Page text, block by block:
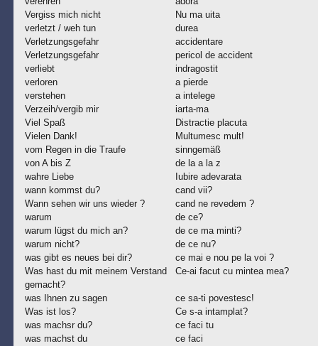
Vergiss mich nicht
Nu ma uita
verletzt / weh tun
durea
Verletzungsgefahr
accidentare
Verletzungsgefahr
pericol de accident
verliebt
indragostit
verloren
a pierde
verstehen
a intelege
Verzeih/vergib mir
iarta-ma
Viel Spaß
Distractie placuta
Vielen Dank!
Multumesc mult!
vom Regen in die Traufe
sinngemäß
von A bis Z
de la a la z
wahre Liebe
Iubire adevarata
wann kommst du?
cand vii?
Wann sehen wir uns wieder ?
cand ne revedem ?
warum
de ce?
warum lügst du mich an?
de ce ma minti?
warum nicht?
de ce nu?
was gibt es neues bei dir?
ce mai e nou pe la voi ?
Was hast du mit meinem Verstand
gemacht?
Ce-ai facut cu mintea mea?
was Ihnen zu sagen
ce sa-ti povestesc!
Was ist los?
Ce s-a intamplat?
was machsr du?
ce faci tu
was machst du
ce faci